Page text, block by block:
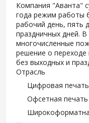
Компания "Аванта"
года режим работы
рабочий день, пять
праздничных дней.
многочисленные
решение о
без выходных и
Отрасль
Цифровая печать
Офсетная печать